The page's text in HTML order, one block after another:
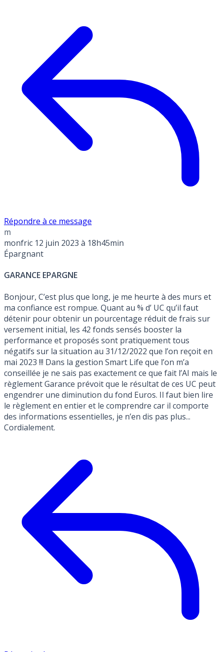
Répondre à ce message
m
monfric 12 juin 2023 à 18h45min
Épargnant
GARANCE EPARGNE
Bonjour, C’est plus que long, je me heurte à des murs et
ma confiance est rompue. Quant au % d’ UC qu’il faut
détenir pour obtenir un pourcentage réduit de frais sur
versement initial, les 42 fonds sensés booster la
performance et proposés sont pratiquement tous
négatifs sur la situation au 31/12/2022 que l’on reçoit en
mai 2023 !!! Dans la gestion Smart Life que l’on m’a
conseillée je ne sais pas exactement ce que fait l’AI mais le
règlement Garance prévoit que le résultat de ces UC peut
engendrer une diminution du fond Euros. Il faut bien lire
le règlement en entier et le comprendre car il comporte
des informations essentielles, je n’en dis pas plus...
Cordialement.